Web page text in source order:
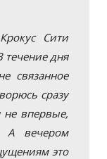
Сити
течение дня
связанное
сразу
не впервые,
А вечером
это